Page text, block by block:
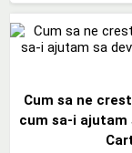
Cum sa ne
cum sa-i